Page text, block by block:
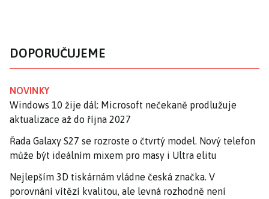
DOPORUČUJEME
NOVINKY
Windows 10 žije dál: Microsoft nečekaně prodlužuje
aktualizace až do října 2027
Řada Galaxy S27 se rozroste o čtvrtý model. Nový telefon
může být ideálním mixem pro masy i Ultra elitu
Nejlepším 3D tiskárnám vládne česká značka. V
porovnání vítězí kvalitou, ale levná rozhodně není